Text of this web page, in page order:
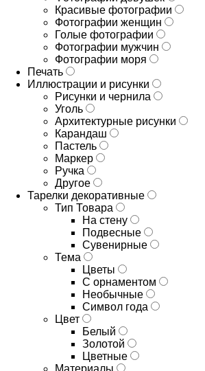
Красивые фотографии
Фотографии женщин
Голые фотографии
Фотографии мужчин
Фотографии моря
Печать
Иллюстрации и рисунки
Рисунки и чернила
Уголь
Архитектурные рисунки
Карандаш
Пастель
Маркер
Ручка
Другое
Тарелки декоративные
Тип Товара
На стену
Подвесные
Сувенирные
Тема
Цветы
С орнаментом
Необычные
Символ года
Цвет
Белый
Золотой
Цветные
Материалы